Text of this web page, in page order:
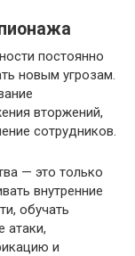
постоянно
новым угрозам.
вторжений,
сотрудников.
— это только
внутренние
обучать
атаки,
и